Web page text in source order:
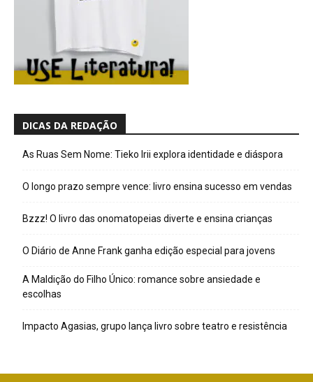
DICAS DA REDAÇÃO
As Ruas Sem Nome: Tieko Irii explora identidade e diáspora
O longo prazo sempre vence: livro ensina sucesso em vendas
Bzzz! O livro das onomatopeias diverte e ensina crianças
O Diário de Anne Frank ganha edição especial para jovens
A Maldição do Filho Único: romance sobre ansiedade e
escolhas
Impacto Agasias, grupo lança livro sobre teatro e resistência